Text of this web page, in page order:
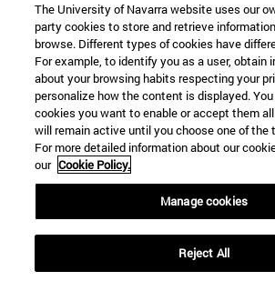
The University of Navarra website uses our
party cookies to store and retrieve
browse. Different types of cookies have
For example, to identify you as a user, obtain
about your browsing habits respecting your
personalize how the content is displayed.
cookies you want to enable or accept them
will remain active until you choose one of the
For more detailed information about our
our Cookie Policy.
Manage cookies
Reject All